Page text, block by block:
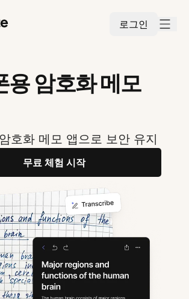
로그인
용 암호화 메모
호화 메모 앱으로 보안 유지
무료 체험 시작